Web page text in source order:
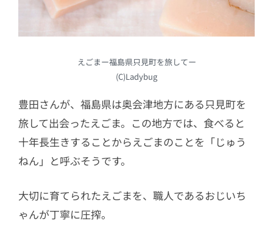
えごまー福島県只見町を旅してー
(C)Ladybug
豊田さんが、福島県は奥会津地方にある只見町を
旅して出会ったえごま。この地方では、食べると
十年長生きすることからえごまのことを「じゅう
ねん」と呼ぶそうです。
大切に育てられたえごまを、職人であるおじいち
ゃんが丁寧に圧搾。